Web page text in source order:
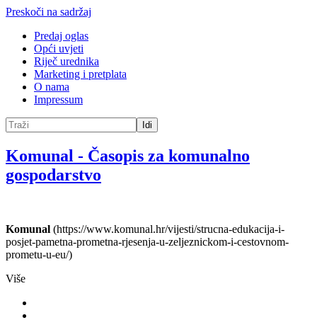
Preskoči na sadržaj
Predaj oglas
Opći uvjeti
Riječ urednika
Marketing i pretplata
O nama
Impressum
Idi
Komunal - Časopis za komunalno
gospodarstvo
Komunal (https://www.komunal.hr/vijesti/strucna-edukacija-i-
posjet-pametna-prometna-rjesenja-u-zeljeznickom-i-cestovnom-
prometu-u-eu/)
Više